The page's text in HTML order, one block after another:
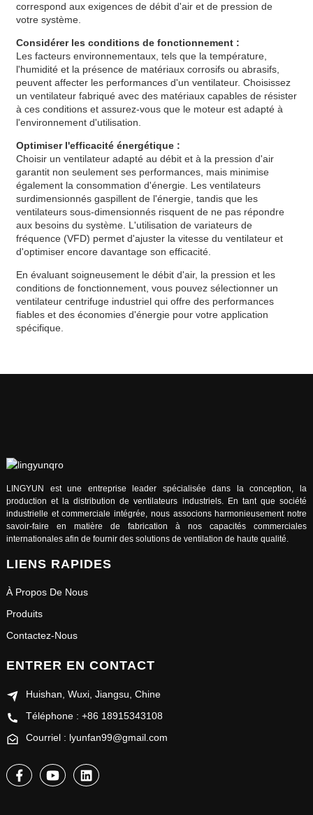
correspond aux exigences de débit d'air et de pression de
votre système.
Considérer les conditions de fonctionnement :
Les facteurs environnementaux, tels que la température,
l'humidité et la présence de matériaux corrosifs ou abrasifs,
peuvent affecter les performances d'un ventilateur. Choisissez
un ventilateur fabriqué avec des matériaux capables de résister
à ces conditions et assurez-vous que le moteur est adapté à
l'environnement d'utilisation.
Optimiser l'efficacité énergétique :
Choisir un ventilateur adapté au débit et à la pression d'air
garantit non seulement ses performances, mais minimise
également la consommation d'énergie. Les ventilateurs
surdimensionnés gaspillent de l'énergie, tandis que les
ventilateurs sous-dimensionnés risquent de ne pas répondre
aux besoins du système. L'utilisation de variateurs de
fréquence (VFD) permet d'ajuster la vitesse du ventilateur et
d'optimiser encore davantage son efficacité.
En évaluant soigneusement le débit d'air, la pression et les
conditions de fonctionnement, vous pouvez sélectionner un
ventilateur centrifuge industriel qui offre des performances
fiables et des économies d'énergie pour votre application
spécifique.
LINGYUN est une entreprise leader spécialisée dans la conception, la
production et la distribution de ventilateurs industriels. En tant que société
industrielle et commerciale intégrée, nous associons harmonieusement notre
savoir-faire en matière de fabrication à nos capacités commerciales
internationales afin de fournir des solutions de ventilation de haute qualité.
LIENS RAPIDES
À Propos De Nous
Produits
Contactez-Nous
ENTRER EN CONTACT
Huishan, Wuxi, Jiangsu, Chine
Téléphone : +86 18915343108
Courriel : lyunfan99@gmail.com